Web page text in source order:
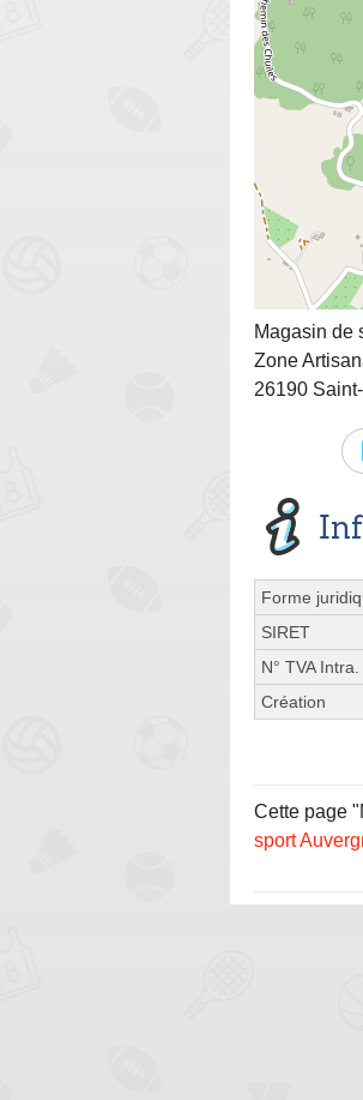
Magasin de
Zone
26190
Forme
SIRET
N° TVA Intra.
Création
Cette page
sport